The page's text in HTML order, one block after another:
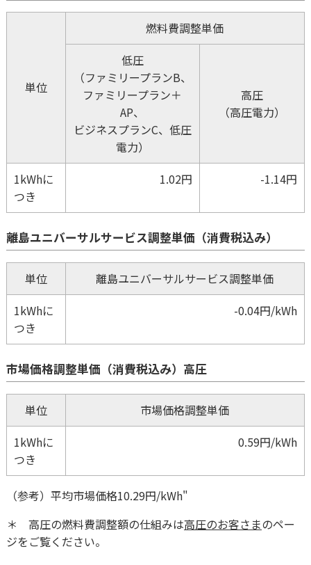
単位
燃料費調整単価
低圧
（ファミリープランB、
ファミリープラン＋
AP、
ビジネスプランC、低圧
電力）
高圧
（高圧電力）
1kWhに
つき
1.02円 -1.14円
離島ユニバーサルサービス調整単価（消費税込み）
単位
離島ユニバーサルサービス調整単価
1kWhに
つき
-0.04円/kWh
市場価格調整単価（消費税込み）高圧
単位
市場価格調整単価
1kWhに
つき
0.59円/kWh
（参考）平均市場価格10.29円/kWh"
＊ 高圧の燃料費調整額の仕組みは高圧のお客さまのペー
ジをご覧ください。